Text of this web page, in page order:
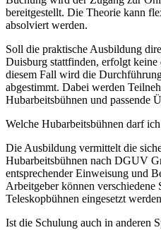
bereitgestellt. Die Theorie kann
absolviert werden.
Soll die praktische Ausbildung
Duisburg stattfinden, erfolgt
diesem Fall wird die
abgestimmt. Dabei werden
Hubarbeitsbühnen und passende
Welche Hubarbeitsbühnen darf
Die Ausbildung vermittelt die
Hubarbeitsbühnen nach DGUV
entsprechender Einweisung und
Arbeitgeber können verschiedene
Teleskopbühnen eingesetzt
Ist die Schulung auch in anderen